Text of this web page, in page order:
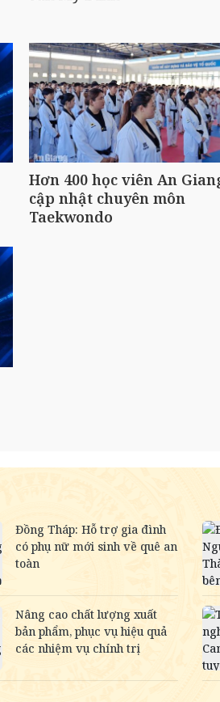
Hơn 400 học viên An
cập nhật chuyên môn
Taekwondo